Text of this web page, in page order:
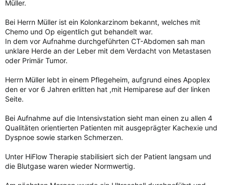
Müller.
Bei Herrn Müller ist ein Kolonkarzinom bekannt, welches mit
Chemo und Op eigentlich gut behandelt war.
In dem vor Aufnahme durchgeführten CT-Abdomen sah man
unklare Herde an der Leber mit dem Verdacht von Metastasen
oder Primär Tumor.
Herrn Müller lebt in einem Pflegeheim, aufgrund eines Apoplex
den er vor 6 Jahren erlitten hat ,mit Hemiparese auf der linken
Seite.
Bei Aufnahme auf die Intensivstation sieht man einen zu allen 4
Qualitäten orientierten Patienten mit ausgeprägter Kachexie und
Dyspnoe sowie starken Schmerzen.
Unter HiFlow Therapie stabilisiert sich der Patient langsam und
die Blutgase waren wieder Normwertig.